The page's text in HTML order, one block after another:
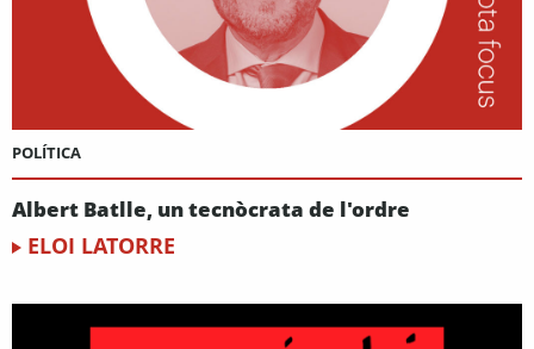
POLÍTICA
Albert Batlle, un tecnòcrata de l'ordre
ELOI LATORRE